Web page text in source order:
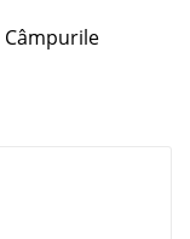
Câmpurile